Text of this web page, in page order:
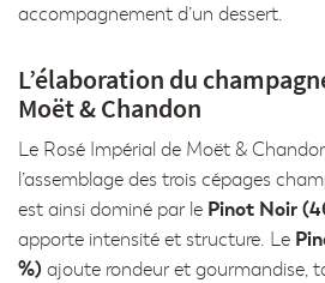
accompagnement d’un dessert.
L’élaboration du
Moët & Chandon
Le Rosé Impérial de Moët &
l’assemblage des trois cépages
est ainsi dominé par le Pinot Noir
apporte intensité et structure. Le
%) ajoute rondeur et gourmandise,